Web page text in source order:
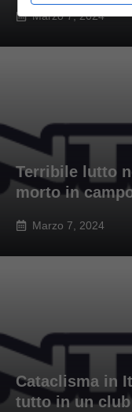
Marzo 7, 2024
Terribile lutto
morto in
Marzo 7, 2024
Cataclisma in
tutto in un